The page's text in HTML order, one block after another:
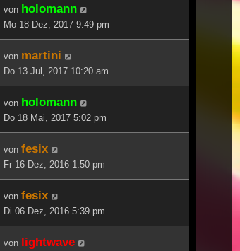
von holomann
Mo 18 Dez, 2017 9:49 pm
von martini
Do 13 Jul, 2017 10:20 am
von holomann
Do 18 Mai, 2017 5:02 pm
von fesix
Fr 16 Dez, 2016 1:50 pm
von fesix
Di 06 Dez, 2016 5:39 pm
von lightwave